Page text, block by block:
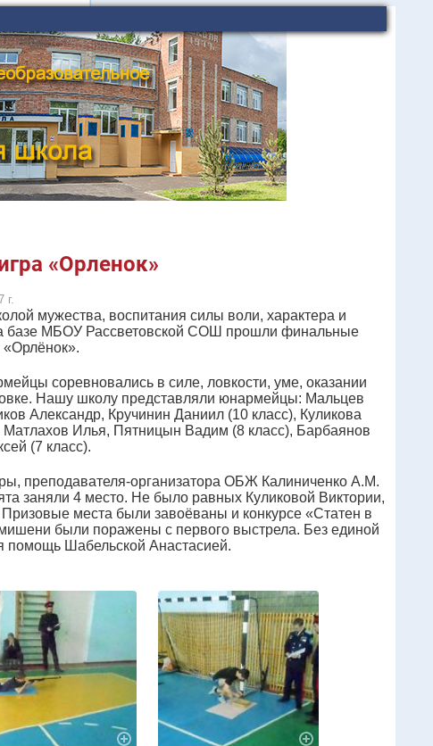
«Орленок»
г.
мужества, воспитания силы воли, характера и
базе МБОУ Рассветовской СОШ прошли финальные
соревновались в силе, ловкости, уме, оказании
Нашу школу представляли юнармейцы: Мальцев
Александр, Кручинин Даниил (10 класс), Куликова
Илья, Пятницын Вадим (8 класс), Барбаянов
(7 класс).
преподавателя-организатора ОБЖ Калиниченко А.М.
заняли 4 место. Не было равных Куликовой Виктории,
места были завоёваны и конкурсе «Статен в
были поражены с первого выстрела. Без единой
помощь Шабельской Анастасией.